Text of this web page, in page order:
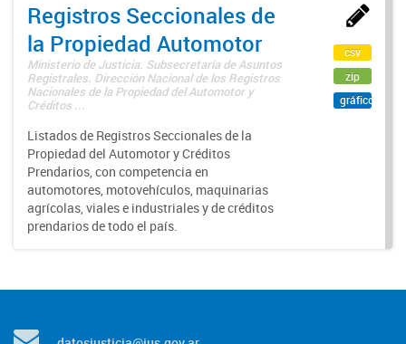
Registros Seccionales de
la Propiedad Automotor
Ministerio de Justicia. Subsecretaría de Asuntos
Registrales. Dirección Nacional de los Registros
Nacionales de la Propiedad del Automotor y
Créditos ...
Listados de Registros Seccionales de la
Propiedad del Automotor y Créditos
Prendarios, con competencia en
automotores, motovehículos, maquinarias
agrícolas, viales e industriales y de créditos
prendarios de todo el país.
csv
zip
gráfico